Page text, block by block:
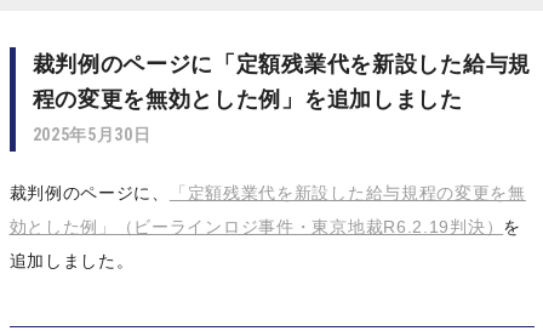
裁判例のページに「定額残業代を新設した給与規
程の変更を無効とした例」を追加しました
2025年5月30日
裁判例のページに、
「定額残業代を新設した給与規程の変更を無
効とした例」（ビーラインロジ事件・東京地裁R6.2.19判決） を
追加しました。